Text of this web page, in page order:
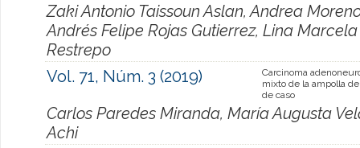
Zaki Antonio Taissoun Aslan, Andrea
Andrés Felipe Rojas Gutierrez, Lina
Restrepo
Vol. 71, Núm. 3 (2019)
Carcinoma
mixto de la ampolla
de caso
Carlos Paredes Miranda, María Augusta
Achi